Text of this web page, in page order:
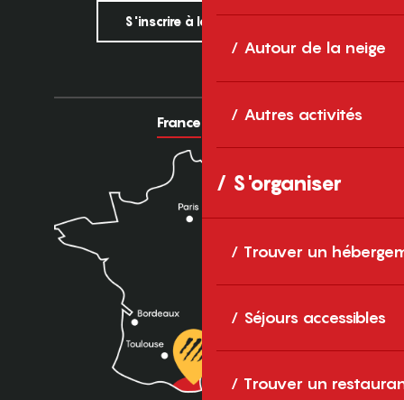
Autour de la neige
Autres activités
S'organiser
Trouver un
Séjours accessibles
Trouver un
S'inscrire à la newsletter
France Europe